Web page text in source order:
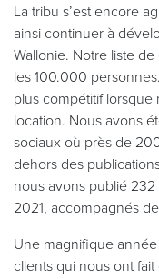
La tribu s’est encore
ainsi continuer à
Wallonie. Notre liste
les 100.000
plus compétitif
location. Nous avons
sociaux où près de
dehors des
nous avons publié
2021, accompagnés
Une magnifique
clients qui nous ont